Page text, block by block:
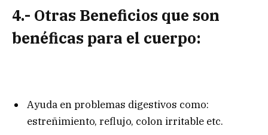
4.- Otras Beneficios que son
benéficas para el cuerpo:
Ayuda en problemas digestivos como:
estreñimiento, reflujo, colon irritable etc.